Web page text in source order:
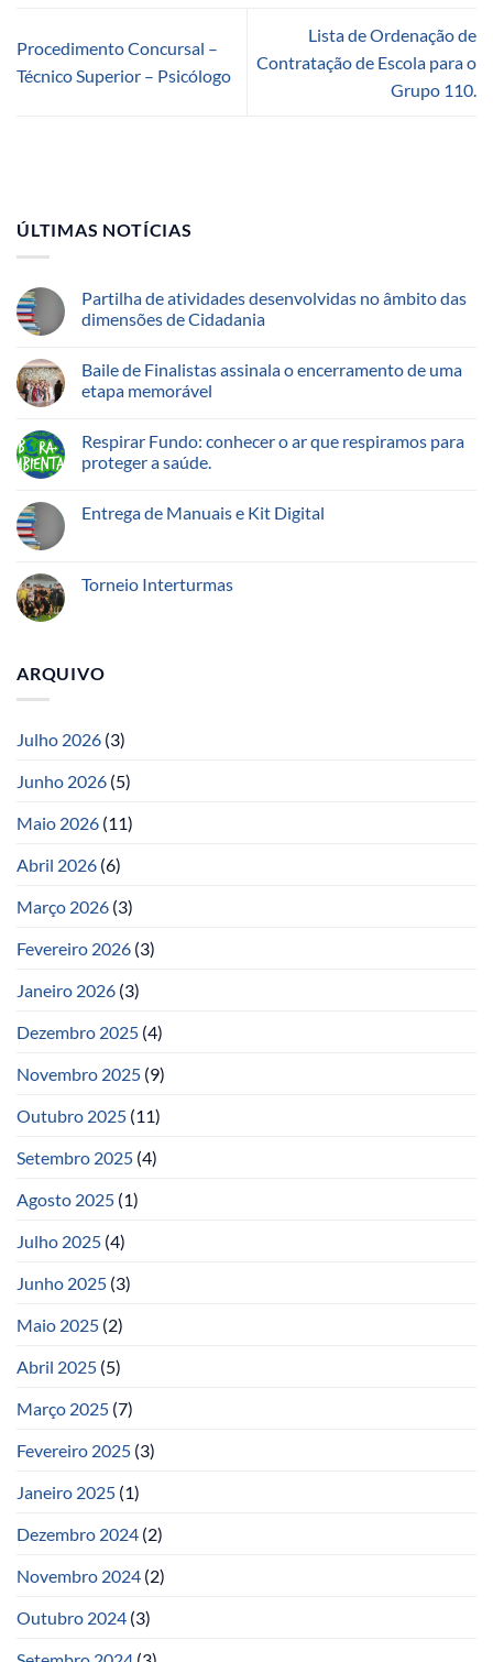
Procedimento Concursal –
Técnico Superior – Psicólogo
Lista de Ordenação de
Contratação de Escola para o
Grupo 110.
ÚLTIMAS NOTÍCIAS
Partilha de atividades desenvolvidas no âmbito das
dimensões de Cidadania
Baile de Finalistas assinala o encerramento de uma
etapa memorável
Respirar Fundo: conhecer o ar que respiramos para
proteger a saúde.
Entrega de Manuais e Kit Digital
Torneio Interturmas
ARQUIVO
Julho 2026 (3)
Junho 2026 (5)
Maio 2026 (11)
Abril 2026 (6)
Março 2026 (3)
Fevereiro 2026 (3)
Janeiro 2026 (3)
Dezembro 2025 (4)
Novembro 2025 (9)
Outubro 2025 (11)
Setembro 2025 (4)
Agosto 2025 (1)
Julho 2025 (4)
Junho 2025 (3)
Maio 2025 (2)
Abril 2025 (5)
Março 2025 (7)
Fevereiro 2025 (3)
Janeiro 2025 (1)
Dezembro 2024 (2)
Novembro 2024 (2)
Outubro 2024 (3)